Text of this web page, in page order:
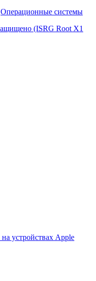
Операционные системы
(ISRG Root X1
устройствах Apple